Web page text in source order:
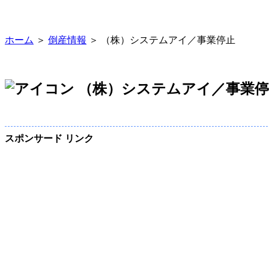
ホーム ＞ 倒産情報 ＞ （株）システムアイ／事業停止
（株）システムアイ／事業
スポンサード リンク